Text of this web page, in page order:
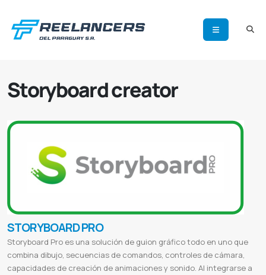
Storyboard creator
STORYBOARD PRO
Storyboard Pro es una solución de guion gráfico todo en uno que
combina dibujo, secuencias de comandos, controles de cámara,
capacidades de creación de animaciones y sonido. Al integrarse a